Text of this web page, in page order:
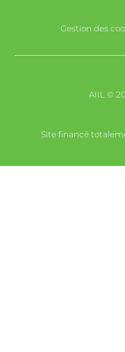
Gestion des
AIIL ©
Site financé